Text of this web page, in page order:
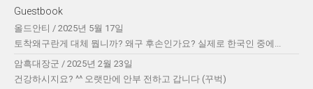
Guestbook
올드안티 / 2025년 5월 17일
토착왜구란게 대체 뭡니까? 왜구 후손인가요? 실제로 한국인 중에...
암흑대장군 / 2025년 2월 23일
건강하시지요? ^^ 오랫만에 안부 전하고 갑니다 (꾸벅)